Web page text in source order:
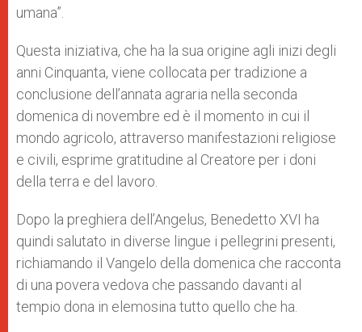
umana”.
Questa iniziativa, che ha la sua origine agli inizi degli
anni Cinquanta, viene collocata per tradizione a
conclusione dell’annata agraria nella seconda
domenica di novembre ed è il momento in cui il
mondo agricolo, attraverso manifestazioni religiose
e civili, esprime gratitudine al Creatore per i doni
della terra e del lavoro.
Dopo la preghiera dell’Angelus, Benedetto XVI ha
quindi salutato in diverse lingue i pellegrini presenti,
richiamando il Vangelo della domenica che racconta
di una povera vedova che passando davanti al
tempio dona in elemosina tutto quello che ha.